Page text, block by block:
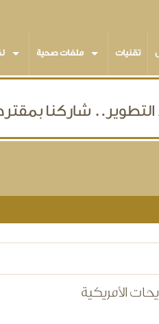
ملفات صحية تقنيات
الأمريكية